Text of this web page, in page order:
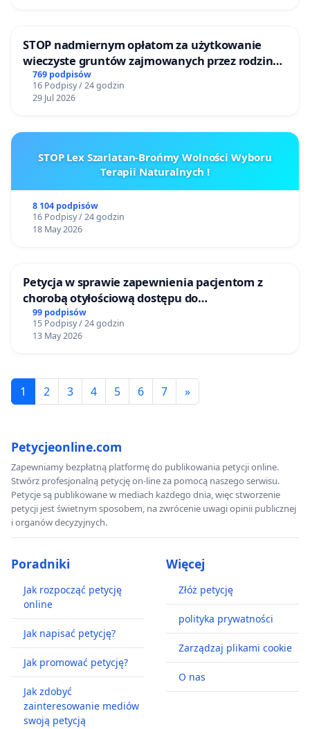
STOP nadmiernym opłatom za użytkowanie
wieczyste gruntów zajmowanych przez rodzinne
ogrody działkowe.
769 podpisów
16 Podpisy / 24 godzin
29 Jul 2026
STOP Lex Szarlatan-Brońmy Wolności Wyboru
Terapii Naturalnych !
8 104 podpisów
16 Podpisy / 24 godzin
18 May 2026
Petycja w sprawie zapewnienia pacjentom z
chorobą otyłościową dostępu do
kompleksowego leczenia oraz programów
profilaktycznych.
99 podpisów
15 Podpisy / 24 godzin
13 May 2026
1 2 3 4 5 6 7 »
Petycjeonline.com
Zapewniamy bezpłatną platformę do publikowania petycji online.
Stwórz profesjonalną petycję on-line za pomocą naszego serwisu.
Petycje są publikowane w mediach każdego dnia, więc stworzenie
petycji jest świetnym sposobem, na zwrócenie uwagi opinii publicznej
i organów decyzyjnych.
Poradniki
Jak rozpocząć petycję
online
Jak napisać petycję?
Jak promować petycję?
Jak zdobyć
zainteresowanie mediów
swoją petycją
Więcej
Złóż petycję
polityka prywatności
Zarządzaj plikami cookie
O nas